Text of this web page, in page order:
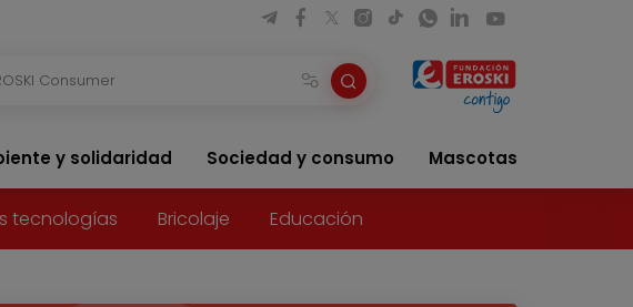
y solidaridad Sociedad y consumo Mascotas
tecnologías Bricolaje Educación